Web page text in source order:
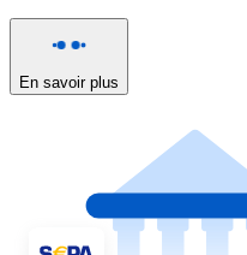
En savoir plus